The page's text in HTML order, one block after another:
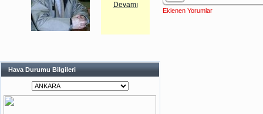
Devamı
Hava Durumu Bilgileri
Eklenen Yorumlar